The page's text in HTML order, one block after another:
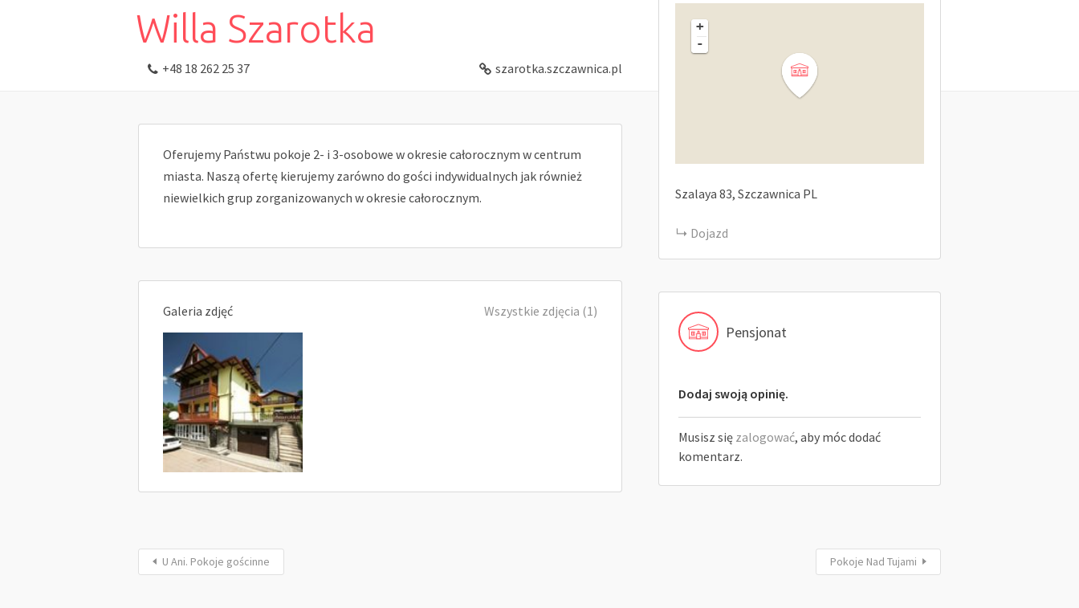
Willa Szarotka
+48 18 262 25 37 szarotka.szczawnica.pl
Oferujemy Państwu pokoje 2- i 3-osobowe w okresie całorocznym w centrum
miasta. Naszą ofertę kierujemy zarówno do gości indywidualnych jak również
niewielkich grup zorganizowanych w okresie całorocznym.
Galeria zdjęć Wszystkie zdjęcia (1)
+
-
Szalaya 83 Szczawnica PL
Dojazd
Pensjonat
Dodaj swoją opinię.
Musisz się zalogować, aby móc dodać
komentarz.
U Ani. Pokoje gościnne Pokoje Nad Tujami